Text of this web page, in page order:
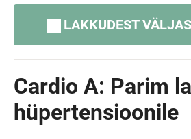
LAKKUDEST
Cardio A: Parim
hüpertensioonile